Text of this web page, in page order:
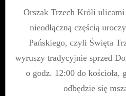
Orszak Trzech Króli ulicami
nieodłączną częścią
Pańskiego, czyli Święta
wyruszy tradycyjnie sprzed
o godz. 12:00 do kościoła,
odbędzie się